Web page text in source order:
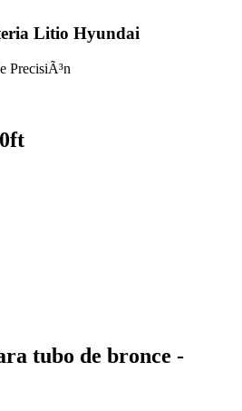
Litio Hyundai
PrecisiÃ³n
tubo de bronce -